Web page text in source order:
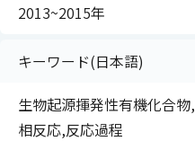
2013~2015年
キーワード(日本語)
生物起源揮発性有機化合
相反応,反応過程